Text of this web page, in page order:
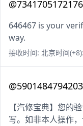
646467 is your
way.
接收时间: 北京时间
【汽修宝典】您的
写。如非本人操作，